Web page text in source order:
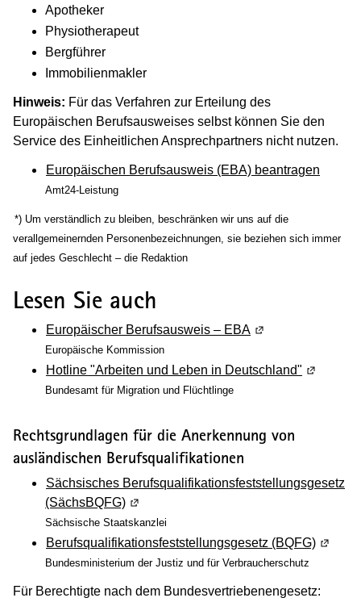
Apotheker
Physiotherapeut
Bergführer
Immobilienmakler
Hinweis: Für das Verfahren zur Erteilung des
Europäischen Berufsausweises selbst können Sie den
Service des Einheitlichen Ansprechpartners nicht nutzen.
Europäischen Berufsausweis (EBA) beantragen
Amt24-Leistung
(Wird in einem neuen Fenster geöffnet)
*) Um verständlich zu bleiben, beschränken wir uns auf die
verallgemeinernden Personenbezeichnungen, sie beziehen sich immer
auf jedes Geschlecht – die Redaktion
Lesen Sie auch
Europäischer Berufsausweis – EBA (Wird in einem
Europäische Kommission
Hotline "Arbeiten und Leben in Deutschland" (Wird in
Bundesamt für Migration und Flüchtlinge
Rechtsgrundlagen für die Anerkennung von
ausländischen Berufsqualifikationen
Sächsisches Berufsqualifikationsfeststellungsgesetz
(SächsBQFG) (Wird in einem neuen Fenster geöffnet)
Sächsische Staatskanzlei
Berufsqualifikationsfeststellungsgesetz (BQFG) (Wird
Bundesministerium der Justiz und für Verbraucherschutz
Für Berechtigte nach dem Bundesvertriebenengesetz: